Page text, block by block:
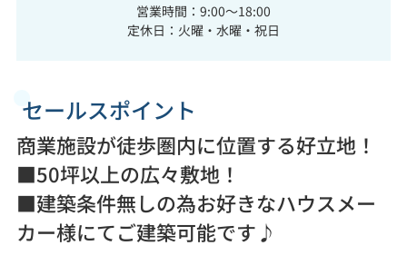
営業時間：9:00～18:00
定休日：火曜・水曜・祝日
セールスポイント
商業施設が徒歩圏内に位置する好立地！
■50坪以上の広々敷地！
■建築条件無しの為お好きなハウスメー
カー様にてご建築可能です♪